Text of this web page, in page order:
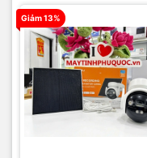
Giảm 13%